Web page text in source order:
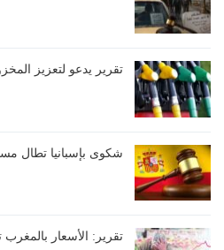
تقرير يدعو لتعزيز
شكوى بإسبانيا تطال
تقرير: الأسعار بالمغرب تفوق